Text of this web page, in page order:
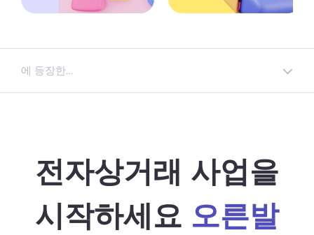
에 등장한…
전자상거래 사업을
시작하세요 오른발